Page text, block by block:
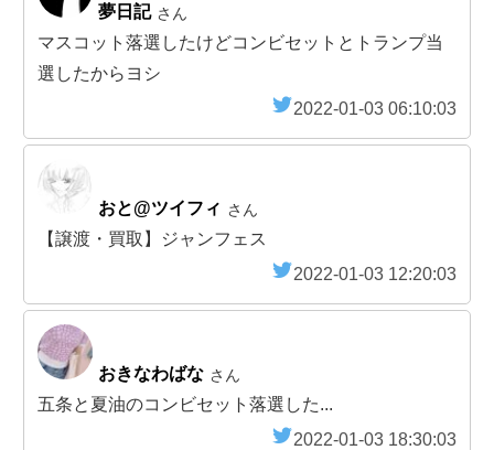
夢日記 さん
マスコット落選したけどコンビセットとトランプ当
選したからヨシ
2022-01-03 06:10:03
おと@ツイフィ さん
【譲渡・買取】ジャンフェス
2022-01-03 12:20:03
おきなわばな さん
五条と夏油のコンビセット落選した...
2022-01-03 18:30:03